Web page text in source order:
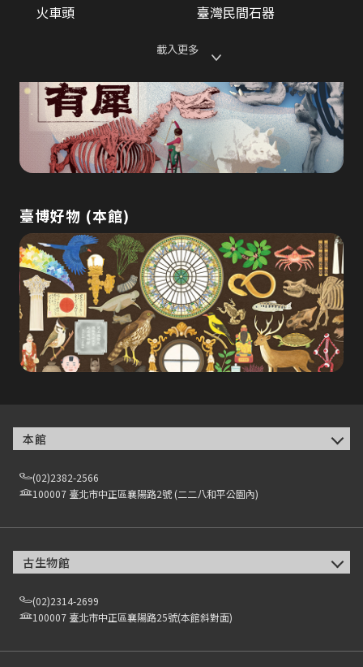
火車頭 臺灣民間石器
載入更多
【特展】臺灣有犀
臺博好物 (本館)
本館
(02)2382-2566
100007 臺北市中正區襄陽路2號 (二二八和平公園內)
古生物館
(02)2314-2699
100007 臺北市中正區襄陽路25號(本館斜對面)